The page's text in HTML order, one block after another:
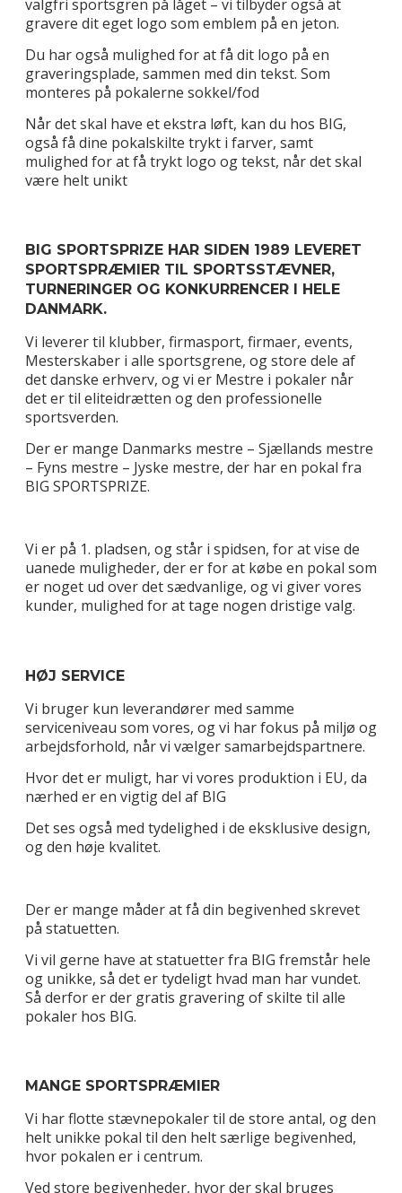
valgfri sportsgren på låget – vi tilbyder også at
gravere dit eget logo som emblem på en jeton.
Du har også mulighed for at få dit logo på en
graveringsplade, sammen med din tekst. Som
monteres på pokalerne sokkel/fod
Når det skal have et ekstra løft, kan du hos BIG,
også få dine pokalskilte trykt i farver, samt
mulighed for at få trykt logo og tekst, når det skal
være helt unikt
BIG SPORTSPRIZE HAR SIDEN 1989 LEVERET
SPORTSPRÆMIER TIL SPORTSSTÆVNER,
TURNERINGER OG KONKURRENCER I HELE
DANMARK.
Vi leverer til klubber, firmasport, firmaer, events,
Mesterskaber i alle sportsgrene, og store dele af
det danske erhverv, og vi er Mestre i pokaler når
det er til eliteidrætten og den professionelle
sportsverden.
Der er mange Danmarks mestre – Sjællands mestre
– Fyns mestre – Jyske mestre, der har en pokal fra
BIG SPORTSPRIZE.
Vi er på 1. pladsen, og står i spidsen, for at vise de
uanede muligheder, der er for at købe en pokal som
er noget ud over det sædvanlige, og vi giver vores
kunder, mulighed for at tage nogen dristige valg.
HØJ SERVICE
Vi bruger kun leverandører med samme
serviceniveau som vores, og vi har fokus på miljø og
arbejdsforhold, når vi vælger samarbejdspartnere.
Hvor det er muligt, har vi vores produktion i EU, da
nærhed er en vigtig del af BIG
Det ses også med tydelighed i de eksklusive design,
og den høje kvalitet.
Der er mange måder at få din begivenhed skrevet
på statuetten.
Vi vil gerne have at statuetter fra BIG fremstår hele
og unikke, så det er tydeligt hvad man har vundet.
Så derfor er der gratis gravering of skilte til alle
pokaler hos BIG.
MANGE SPORTSPRÆMIER
Vi har flotte stævnepokaler til de store antal, og den
helt unikke pokal til den helt særlige begivenhed,
hvor pokalen er i centrum.
Ved store begivenheder, hvor der skal bruges